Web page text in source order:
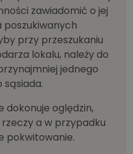
zawiadomić o jej
poszukiwanych
przy przeszukaniu
lokalu, należy do
jednego
sąsiada.
dokonuje oględzin,
a w przypadku
pokwitowanie.